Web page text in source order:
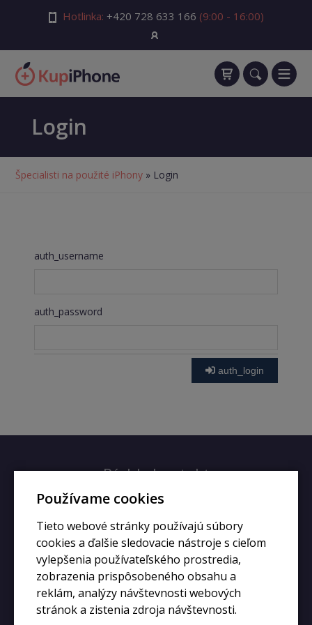
Hotlinka: +420 728 633 166 (9:00 - 16:00)
Login
Špecialisti na použité iPhony » Login
auth_username
auth_password
auth_login
Rýchly kontakt
info@kupiphone.cz
Používame cookies
Tieto webové stránky používajú súbory
cookies a ďalšie sledovacie nástroje s cieľom
vylepšenia používateľského prostredia,
zobrazenia prispôsobeného obsahu a
reklám, analýzy návštevnosti webových
stránok a zistenia zdroja návštevnosti.